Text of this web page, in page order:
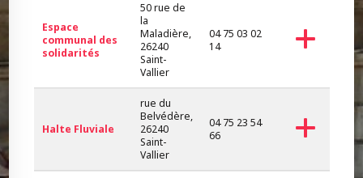
Espace
communal des
solidarités
50 rue de
la
Maladière,
26240
Saint-
Vallier
04 75 03 02
14
Halte Fluviale
rue du
Belvédère,
26240
Saint-
Vallier
04 75 23 54
66